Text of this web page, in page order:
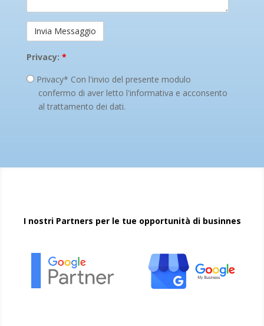
Privacy: *
Privacy* Con l'invio del presente modulo
confermo di aver letto l'informativa e acconsento
al trattamento dei dati.
I nostri Partners per le tue opportunità di businnes